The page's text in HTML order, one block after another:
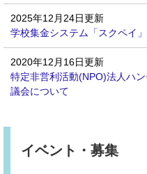
2025年12月24日更新
学校集金システム「スクペイ
2020年12月16日更新
特定非営利活動(NPO)法人ハ
議会について
イベント・募集